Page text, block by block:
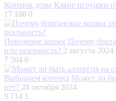
Котенок дома Какие игрушки
17 188 0
Поведение кошек Почему
или реальность? 2 августа 2024
7 504 0
Выбираем котенка Может ли
нет? 28 октября 2024
9 714 1